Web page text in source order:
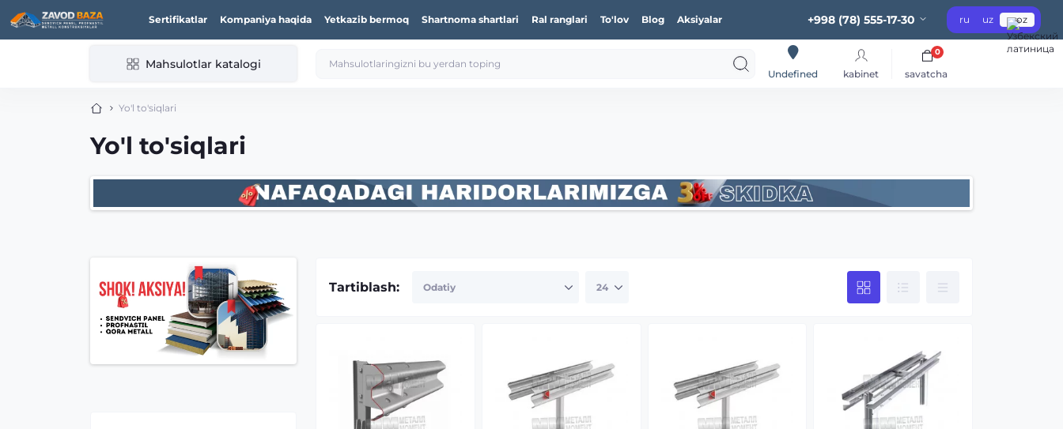
Sertifikatlar Kompaniya haqida Yetkazib bermoq Shartnoma shartlari Ral ranglari To'lov Blog Aksiyalar +998 (78) 555-17-30 ru uz oz
Mahsulotlar katalogi
Undefined kabinet savatcha
0
Yo'l to'siqlari
Yo'l to'siqlari
Tartiblash: